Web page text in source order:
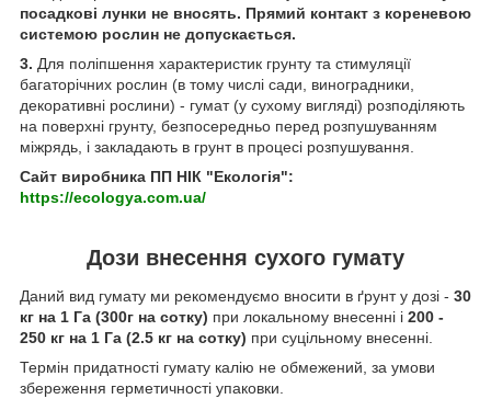
посадкові лунки не вносять. Прямий контакт з кореневою
системою рослин не допускається.
3. Для поліпшення характеристик грунту та стимуляції
багаторічних рослин (в тому числі сади, виноградники,
декоративні рослини) - гумат (у сухому вигляді) розподіляють
на поверхні грунту, безпосередньо перед розпушуванням
міжрядь, і закладають в грунт в процесі розпушування.
Сайт виробника ПП НІК "Екологія":
https://ecologya.com.ua/
Дози внесення сухого гумату
Даний вид гумату ми рекомендуємо вносити в ґрунт у дозі - 30
кг на 1 Га (300г на сотку) при локальному внесенні і 200 -
250 кг на 1 Га (2.5 кг на сотку) при суцільному внесенні.
Термін придатності гумату калію не обмежений, за умови
збереження герметичності упаковки.